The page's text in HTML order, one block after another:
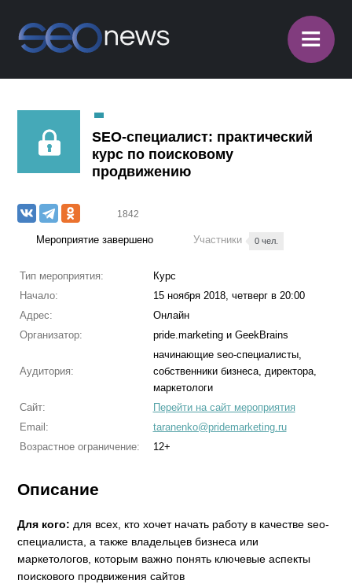
≡
SEO-специалист: практический
курс по поисковому
продвижению
1842
Мероприятие завершено Участники 0 чел.
Тип мероприятия:
Курс
Начало:
15 ноября 2018, четверг в 20:00
Адрес:
Онлайн
Организатор:
pride.marketing и GeekBrains
Аудитория:
начинающие seo-специалисты,
собственники бизнеса, директора,
маркетологи
Сайт:
Перейти на сайт мероприятия
Email:
taranenko@pridemarketing.ru
Возрастное ограничение:
12+
Описание
Для кого: для всех, кто хочет начать работу в качестве seo-
специалиста, а также владельцев бизнеса или
маркетологов, которым важно понять ключевые аспекты
поискового продвижения сайтов